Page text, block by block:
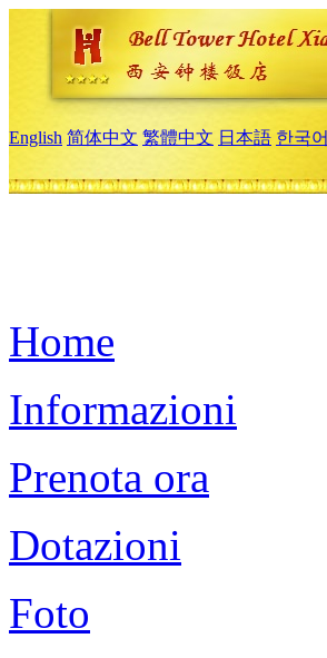
English 简体中文 繁體中文 日本語 한국어
Home
Informazioni
Prenota ora
Dotazioni
Foto